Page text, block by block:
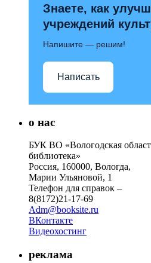
Знаете, как
учреждений
Напишите — решим!
Написать
о нас
БУК ВО «Вологодская
библиотека»
Россия, 160000, Вологда,
Марии Ульяновой, 1
Телефон для справок –
8(8172)21-17-69
Adm@booksite.ru
ВКонтакте
Видеохостинг
реклама